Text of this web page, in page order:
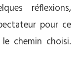
réflexions,
pour ce
le chemin choisi.